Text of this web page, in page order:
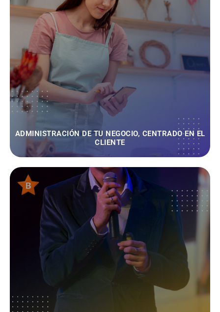
ADMINISTRACIÓN DE TU NEGOCIO, CENTRADO EN EL
CLIENTE